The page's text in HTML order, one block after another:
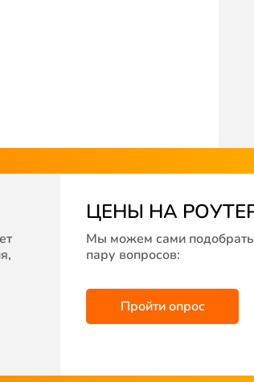
ЦЕНЫ НА
Мы можем сами подобрать
пару вопросов:
Пройти опрос